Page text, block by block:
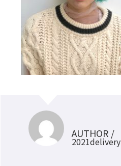
AUTHOR /
2021delivery